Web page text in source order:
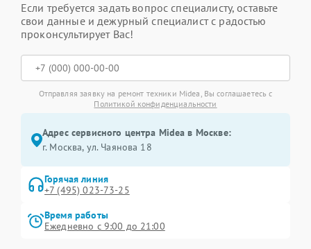
Если требуется задать вопрос специалисту, оставьте
свои данные и дежурный специалист с радостью
проконсультирует Вас!
Отправляя заявку на ремонт техники Midea, Вы соглашаетесь с
Политикой конфиденциальности
Адрес сервисного центра Midea в Москве:
г. Москва, ул. Чаянова 18
Горячая линия
+7 (495) 023-73-25
Время работы
Ежедневно с 9:00 до 21:00